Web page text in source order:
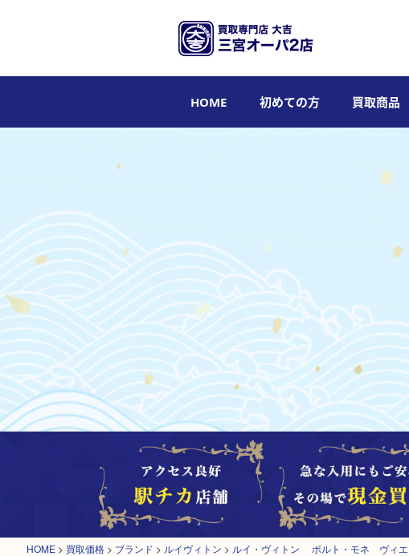
HOME 初めての方 買取商品
HOME > 買取価格 > ブランド > ルイヴィトン > ルイ・ヴィトン ポルト・モネ ヴィエ